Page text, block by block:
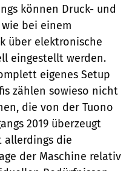
können Druck- und
bei einem
über elektronische
eingestellt werden.
eigenes Setup
zählen sowieso nicht
die von der Tuono
2019 überzeugt
allerdings die
der Maschine relativ